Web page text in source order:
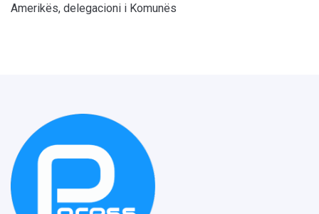
Amerikës, delegacioni i Komunës